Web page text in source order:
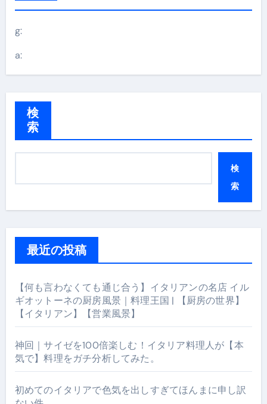
g:
a:
検
索
検
索
最近の投稿
【何も言わなくても通じ合う】イタリアンの名店 イル
ギオットーネの厨房風景｜料理王国 | 【厨房の世界】
【イタリアン】【営業風景】
神回｜サイゼを100倍楽しむ！イタリア料理人が【本
気で】料理をガチ分析してみた。
初めてのイタリアで色気を出しすぎてほんまに申し訳